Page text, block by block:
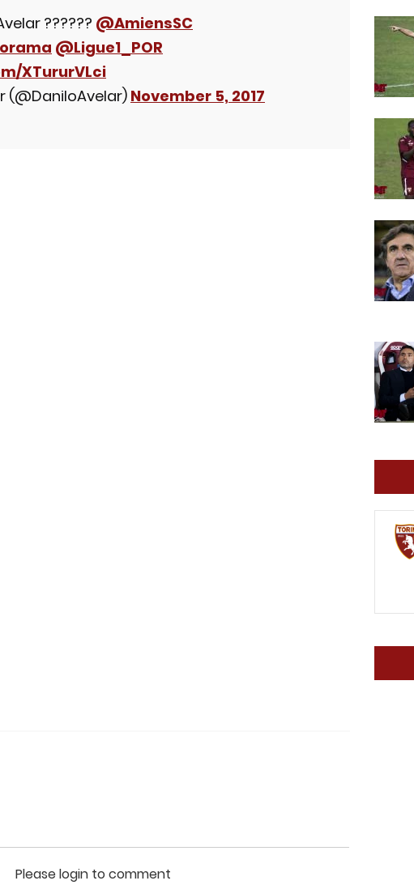
?????? @AmiensSC
@Ligue1_POR
XTururVLci
(@DaniloAvelar) November 5, 2017
Please login to comment